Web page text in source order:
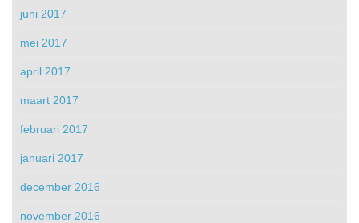
juni 2017
mei 2017
april 2017
maart 2017
februari 2017
januari 2017
december 2016
november 2016